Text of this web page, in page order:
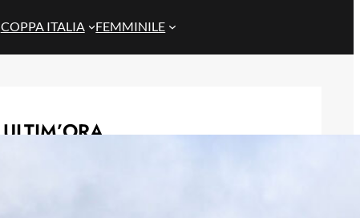
COPPA ITALIA FEMMINILE
ULTIM’ORA